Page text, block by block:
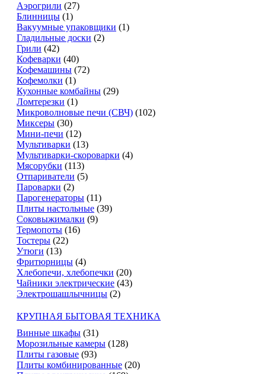
Аэрогрили (27)
Блинницы (1)
Вакуумные упаковщики (1)
Гладильные доски (2)
Грили (42)
Кофеварки (40)
Кофемашины (72)
Кофемолки (1)
Кухонные комбайны (29)
Ломтерезки (1)
Микроволновые печи (СВЧ) (102)
Миксеры (30)
Мини-печи (12)
Мультиварки (13)
Мультиварки-скороварки (4)
Мясорубки (113)
Отпариватели (5)
Пароварки (2)
Парогенераторы (11)
Плиты настольные (39)
Соковыжималки (9)
Термопоты (16)
Тостеры (22)
Утюги (13)
Фритюрницы (4)
Хлебопечи, хлебопечки (20)
Чайники электрические (43)
Электрошашлычницы (2)
КРУПНАЯ БЫТОВАЯ ТЕХНИКА
Винные шкафы (31)
Морозильные камеры (128)
Плиты газовые (93)
Плиты комбинированные (20)